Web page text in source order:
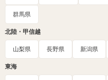
群馬県
北陸・甲信越
山梨県 長野県 新潟県
東海